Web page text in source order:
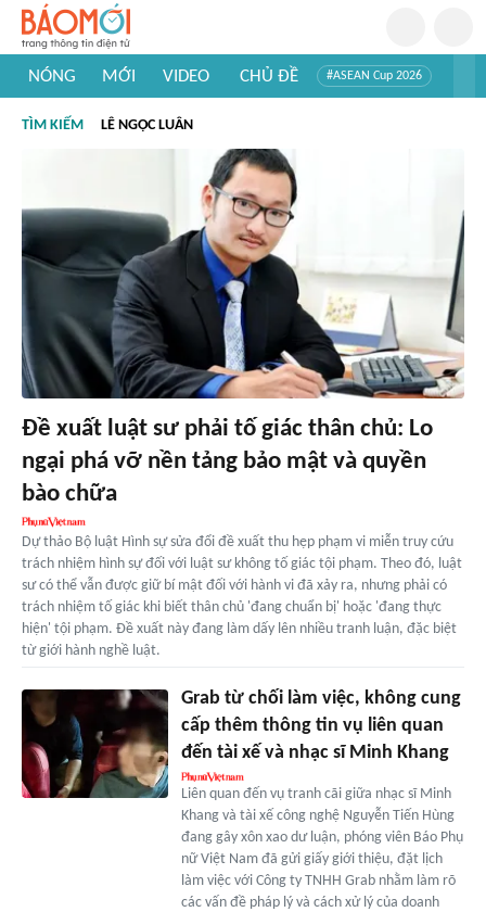
NÓNG MỚI VIDEO CHỦ ĐỀ #ASEAN Cup 2026
#Khám phá thế giới
TÌM KIẾM LÊ NGỌC LUÂN
Đề xuất luật sư phải tố giác thân chủ: Lo
ngại phá vỡ nền tảng bảo mật và quyền
bào chữa
Dự thảo Bộ luật Hình sự sửa đổi đề xuất thu hẹp phạm vi miễn truy cứu
trách nhiệm hình sự đối với luật sư không tố giác tội phạm. Theo đó, luật
sư có thể vẫn được giữ bí mật đối với hành vi đã xảy ra, nhưng phải có
trách nhiệm tố giác khi biết thân chủ 'đang chuẩn bị' hoặc 'đang thực
hiện' tội phạm. Đề xuất này đang làm dấy lên nhiều tranh luận, đặc biệt
từ giới hành nghề luật.
Grab từ chối làm việc, không cung
cấp thêm thông tin vụ liên quan
đến tài xế và nhạc sĩ Minh Khang
Liên quan đến vụ tranh cãi giữa nhạc sĩ Minh
Khang và tài xế công nghệ Nguyễn Tiến Hùng
đang gây xôn xao dư luận, phóng viên Báo Phụ
nữ Việt Nam đã gửi giấy giới thiệu, đặt lịch
làm việc với Công ty TNHH Grab nhằm làm rõ
các vấn đề pháp lý và cách xử lý của doanh